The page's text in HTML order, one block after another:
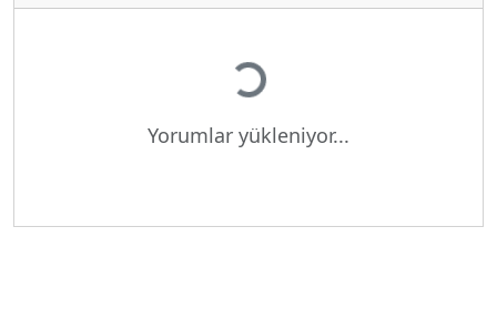
Yükleniyor...
Yorumlar yükleniyor...